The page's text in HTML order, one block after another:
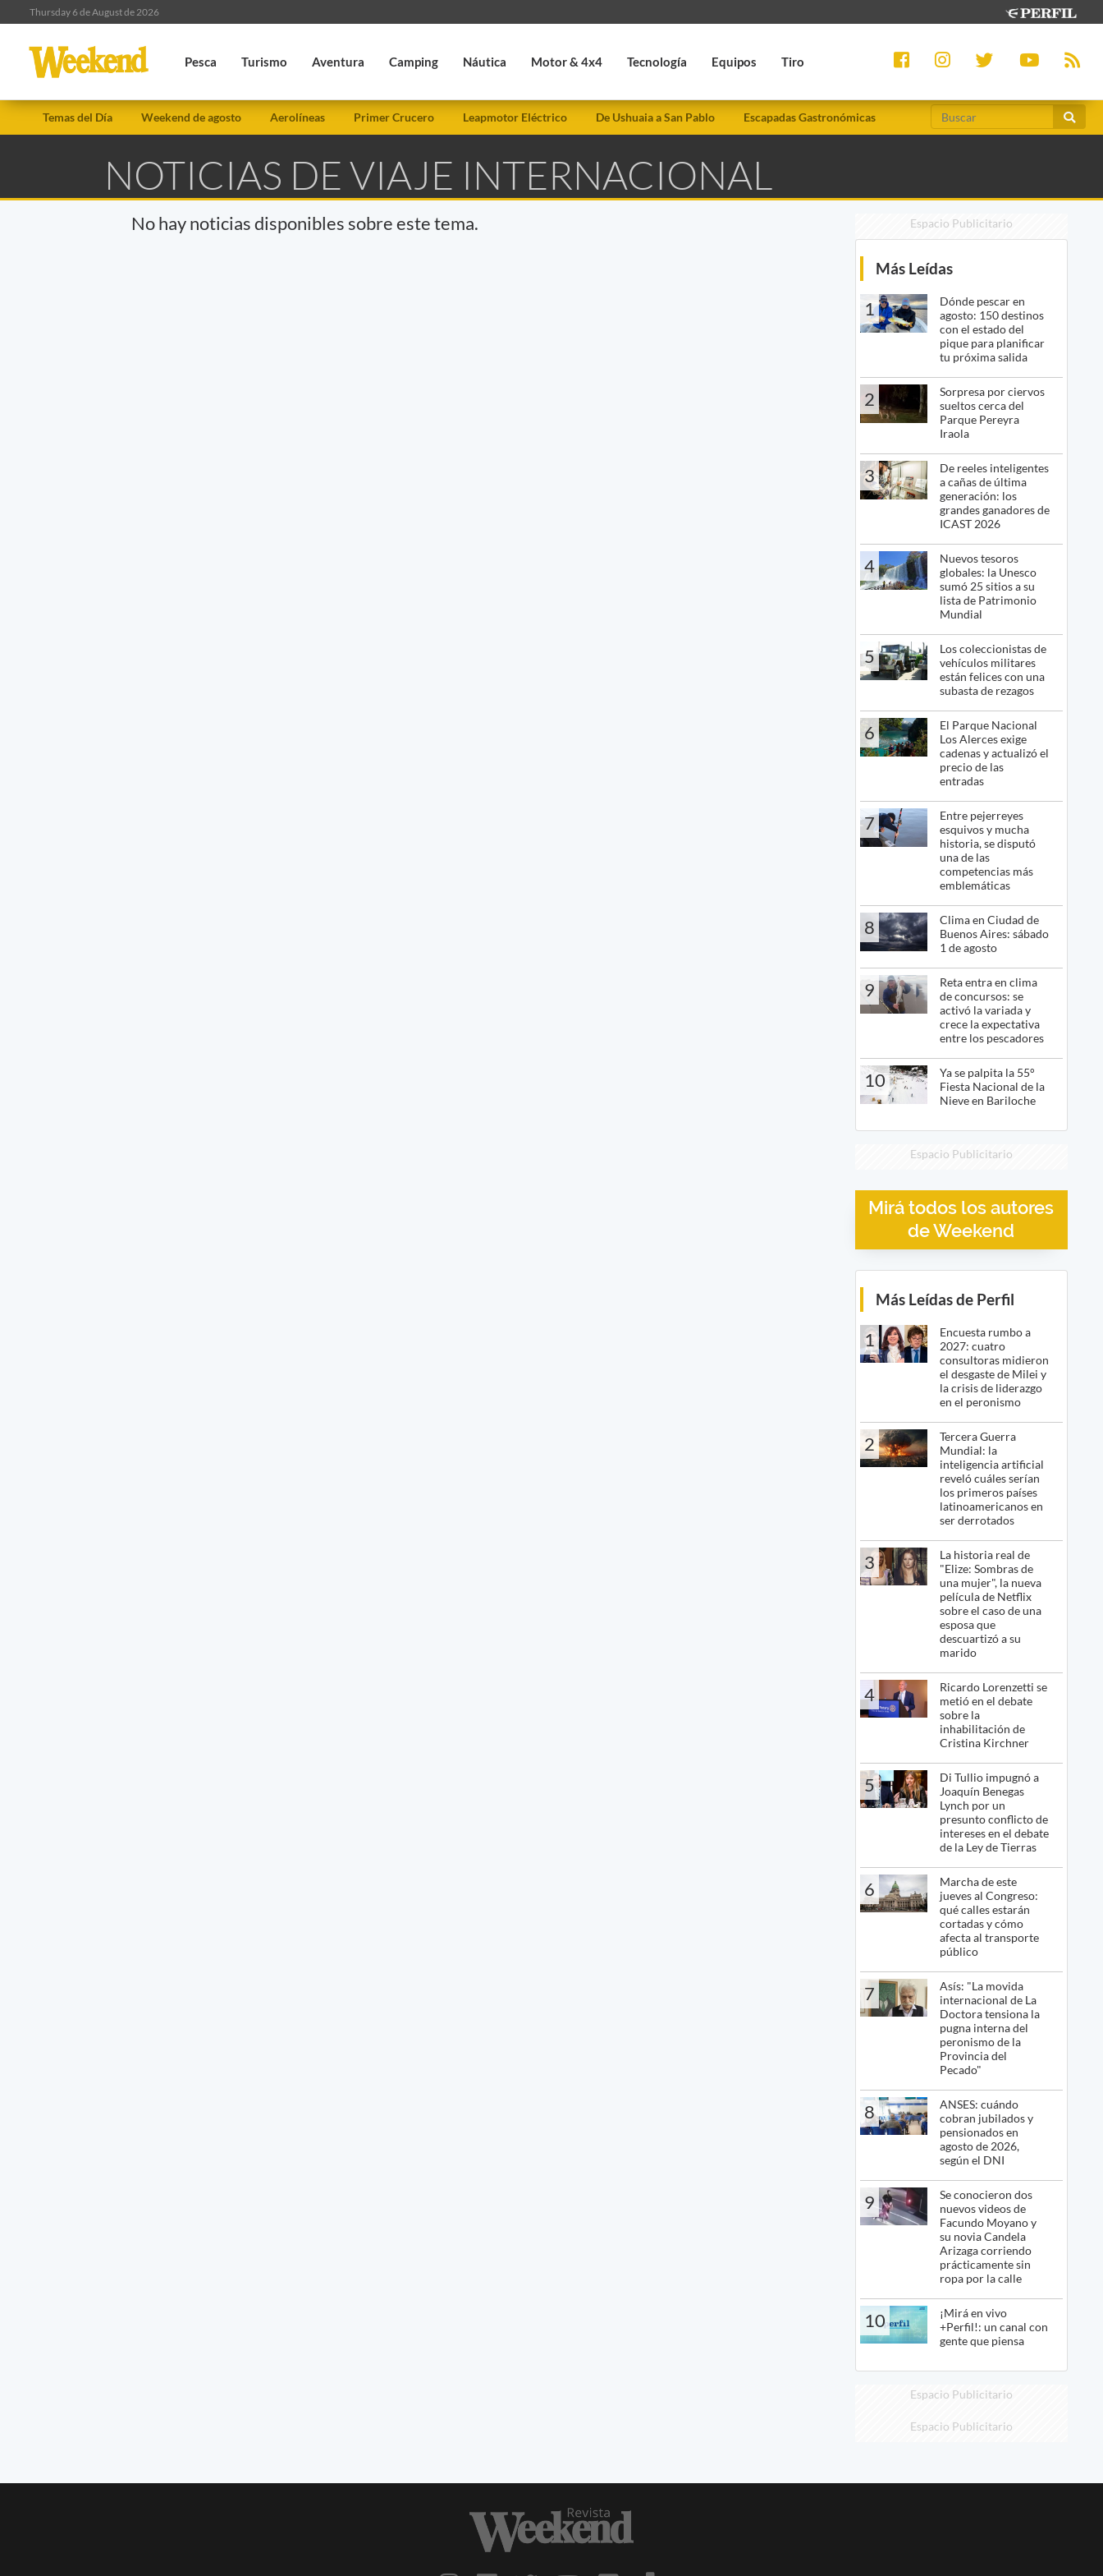
Thursday 6 de August de 2026
Pesca Turismo Aventura Camping Náutica Motor & 4x4 Tecnología Equipos Tiro
Temas del Día Weekend de agosto Aerolíneas Primer Crucero Leapmotor Eléctrico De Ushuaia a San Pablo Escapadas Gastronómicas
NOTICIAS DE VIAJE INTERNACIONAL
No hay noticias disponibles sobre este tema. Espacio Publicitario
Más Leídas
1
Dónde pescar en
agosto: 150 destinos
con el estado del
pique para planificar
tu próxima salida
2
Sorpresa por ciervos
sueltos cerca del
Parque Pereyra
Iraola
3
De reeles inteligentes
a cañas de última
generación: los
grandes ganadores de
ICAST 2026
4
Nuevos tesoros
globales: la Unesco
sumó 25 sitios a su
lista de Patrimonio
Mundial
5
Los coleccionistas de
vehículos militares
están felices con una
subasta de rezagos
6
El Parque Nacional
Los Alerces exige
cadenas y actualizó el
precio de las
entradas
7
Entre pejerreyes
esquivos y mucha
historia, se disputó
una de las
competencias más
emblemáticas
8
Clima en Ciudad de
Buenos Aires: sábado
1 de agosto
9
Reta entra en clima
de concursos: se
activó la variada y
crece la expectativa
entre los pescadores
10
Ya se palpita la 55°
Fiesta Nacional de la
Nieve en Bariloche
Espacio Publicitario
Mirá todos los autores
de Weekend
Más Leídas de Perfil
1
Encuesta rumbo a
2027: cuatro
consultoras midieron
el desgaste de Milei y
la crisis de liderazgo
en el peronismo
2
Tercera Guerra
Mundial: la
inteligencia artificial
reveló cuáles serían
los primeros países
latinoamericanos en
ser derrotados
3
La historia real de
"Elize: Sombras de
una mujer", la nueva
película de Netflix
sobre el caso de una
esposa que
descuartizó a su
marido
4
Ricardo Lorenzetti se
metió en el debate
sobre la
inhabilitación de
Cristina Kirchner
5
Di Tullio impugnó a
Joaquín Benegas
Lynch por un
presunto conflicto de
intereses en el debate
de la Ley de Tierras
6
Marcha de este
jueves al Congreso:
qué calles estarán
cortadas y cómo
afecta al transporte
público
7
Asís: "La movida
internacional de La
Doctora tensiona la
pugna interna del
peronismo de la
Provincia del
Pecado"
8
ANSES: cuándo
cobran jubilados y
pensionados en
agosto de 2026,
según el DNI
9
Se conocieron dos
nuevos videos de
Facundo Moyano y
su novia Candela
Arizaga corriendo
prácticamente sin
ropa por la calle
10
¡Mirá en vivo
+Perfil!: un canal con
gente que piensa
Espacio Publicitario
Espacio Publicitario